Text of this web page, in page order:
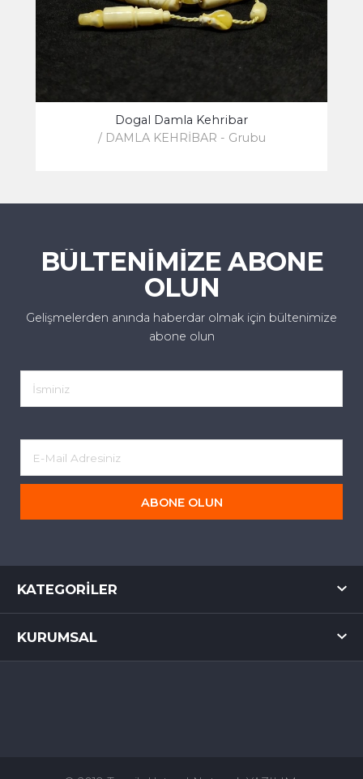
Dogal Damla Kehribar
/ DAMLA KEHRİBAR - Grubu
BÜLTENİMİZE ABONE
OLUN
Gelişmelerden anında haberdar olmak için bültenimize
abone olun
ABONE OLUN
KATEGORILER
KURUMSAL